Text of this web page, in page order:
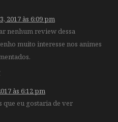
2017 às 6:09 pm
nenhum review dessa
muito interesse nos animes
às 6:12 pm
que eu gostaria de ver